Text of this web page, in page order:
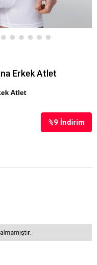
Erkek Atlet
Atlet
%9 İndirim